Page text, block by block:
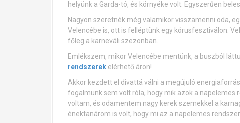
helyünk a Garda-tó, és környéke volt. Egyszerűen
Nagyon szeretnék még valamikor visszamenni oda,
Velencébe is, ott is felléptünk egy kórusfesztiválon.
főleg a karneváli szezonban.
Emlékszem, mikor Velencébe mentünk, a buszból
rendszerek elérhető áron!
Akkor kezdett el divattá válni a megújuló
fogalmunk sem volt róla, hogy mik azok a napelemes
voltam, és odamentem nagy kerek szemekkel a
énektanárom is volt, hogy mi az a napelemes